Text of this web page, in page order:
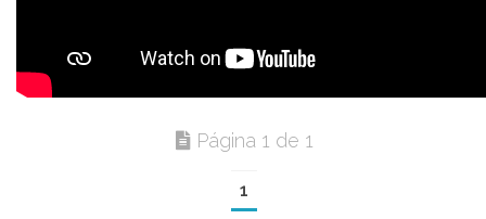
Página 1 de 1
1